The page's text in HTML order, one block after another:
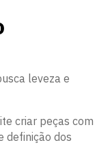
leveza e
criar peças com
definição dos